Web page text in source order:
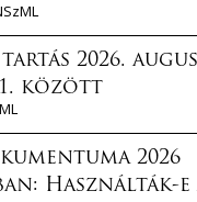
2026.
között
2026
Használták-e